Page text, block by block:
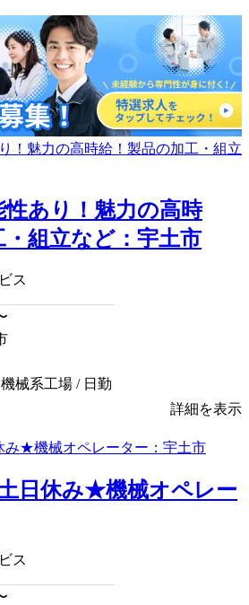
あり！魅力の高時
組立など：宇土市
ス
械系工場 / 日勤
詳細を表示
日休み★機械オペレー
ス